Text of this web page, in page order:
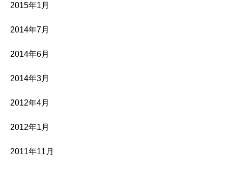
2015年1月
2014年7月
2014年6月
2014年3月
2012年4月
2012年1月
2011年11月